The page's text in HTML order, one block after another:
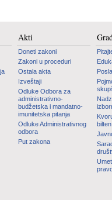
Akti
Doneti zakoni
Zakoni u proceduri
Ostala akta
Izveštaji
Odluke Odbora za
administrativno-
budžetska i mandatno-
imunitetska pitanja
Odluke Administrativnog
odbora
Put zakona